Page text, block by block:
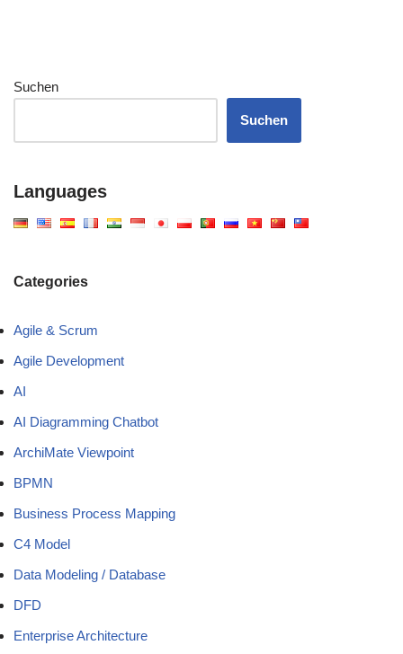
Suchen
Suchen
Languages
Categories
Agile & Scrum
Agile Development
AI
AI Diagramming Chatbot
ArchiMate Viewpoint
BPMN
Business Process Mapping
C4 Model
Data Modeling / Database
DFD
Enterprise Architecture